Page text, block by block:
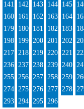
141 142 143 144 145
160 161 162 163 164
179 180 181 182 183
198 199 200 201 202
217 218 219 220 221
236 237 238 239 240
255 256 257 258 259
274 275 276 277 278
293 294 295 296